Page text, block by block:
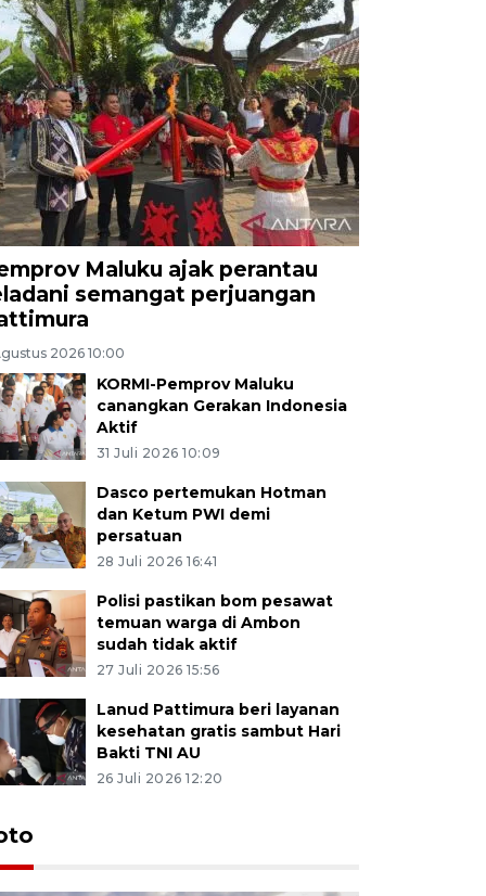
Maluku ajak perantau
semangat perjuangan
2026 10:00
KORMI-Pemprov Maluku
canangkan Gerakan Indonesia
Aktif
31 Juli 2026 10:09
Dasco pertemukan Hotman
dan Ketum PWI demi
persatuan
28 Juli 2026 16:41
Polisi pastikan bom pesawat
temuan warga di Ambon
sudah tidak aktif
27 Juli 2026 15:56
Lanud Pattimura beri layanan
kesehatan gratis sambut Hari
Bakti TNI AU
26 Juli 2026 12:20